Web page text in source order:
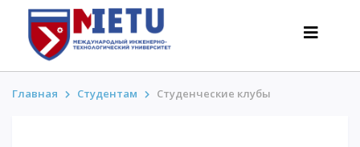
Главная Студентам Студенческие клубы